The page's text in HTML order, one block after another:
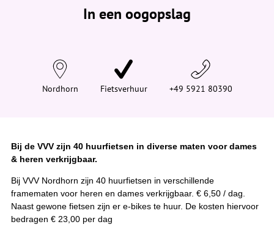
e
h
e
In een oogopslag
Nordhorn Fietsverhuur +49 5921 80390
Bij de VVV zijn 40 huurfietsen in diverse maten voor dames
& heren verkrijgbaar.
Bij VVV Nordhorn zijn 40 huurfietsen in verschillende
framematen voor heren en dames verkrijgbaar. € 6,50 / dag.
Naast gewone fietsen zijn er e-bikes te huur. De kosten hiervoor
bedragen € 23,00 per dag